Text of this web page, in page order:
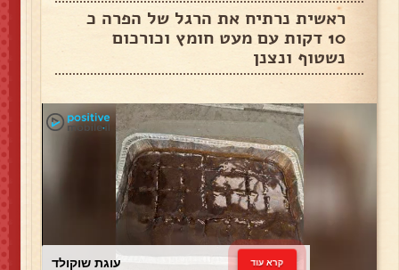
ראשית נרתיח את הרגל של הפרה כ
10 דקות עם מעט חומץ וכורכום
נשטוף ונצנן
עוגת שוקולד קרא עוד